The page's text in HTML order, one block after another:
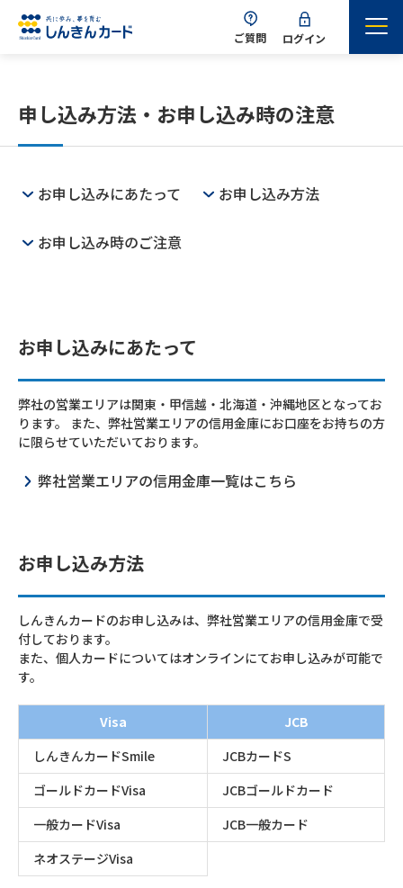
ご質問 ログイン
申し込み方法・お申し込み時の注意
お申し込みにあたって お申し込み方法
お申し込み時のご注意
お申し込みにあたって
弊社の営業エリアは関東・甲信越・北海道・沖縄地区となってお
ります。 また、弊社営業エリアの信用金庫にお口座をお持ちの方
に限らせていただいております。
弊社営業エリアの信用金庫一覧はこちら
お申し込み方法
しんきんカードのお申し込みは、弊社営業エリアの信用金庫で受
付しております。
また、個人カードについてはオンラインにてお申し込みが可能で
す。
Visa
JCB
しんきんカードSmile
JCBカードS
ゴールドカードVisa
JCBゴールドカード
一般カードVisa
JCB一般カード
ネオステージVisa